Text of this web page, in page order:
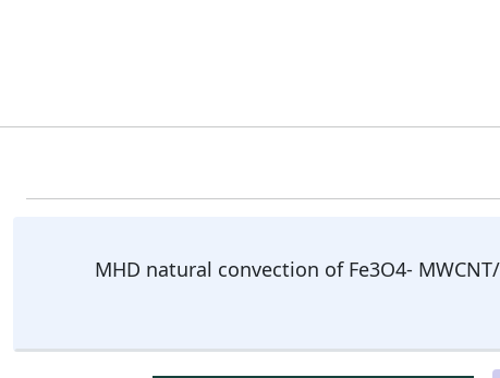
MHD natural convection of Fe3O4-